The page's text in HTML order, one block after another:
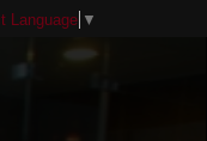
Language ▼